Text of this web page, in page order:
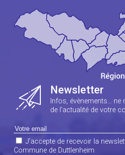
Newsletter
Infos, évènements… ne
de l'actualité de votre
J'accepte de recevoir la
Commune de Duttlenheim